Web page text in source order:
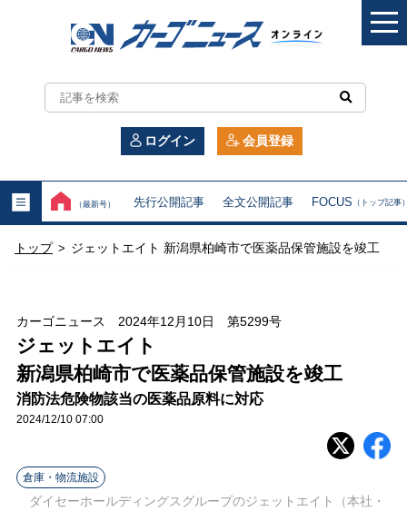
カ
ー
ニ
ュ
オ
ン
ラ
ン
ログイン 会員登録
（最新号） 先行公開記事 全文公開記事 FOCUS （トップ記事
トップ > ジェットエイト 新潟県柏崎市で医薬品保管施設を竣工
カーゴニュース 2024年12月10日 第5299号
ジェットエイト
新潟県柏崎市で医薬品保管施設を竣工
消防法危険物該当の医薬品原料に対応
2024/12/10 07:00
倉庫・物流施設
ダイセーホールディングスグループのジェットエイト（本社・